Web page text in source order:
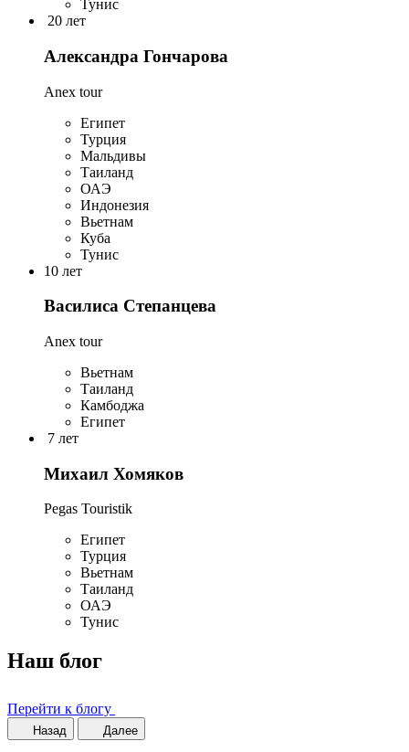
Тунис
20 лет
Александра Гончарова
Anex tour
Египет
Турция
Мальдивы
Таиланд
ОАЭ
Индонезия
Вьетнам
Куба
Тунис
10 лет
Василиса Степанцева
Anex tour
Вьетнам
Таиланд
Камбоджа
Египет
7 лет
Михаил Хомяков
Pegas Touristik
Египет
Турция
Вьетнам
Таиланд
ОАЭ
Тунис
Наш блог
Перейти к блогу
Назад Далее